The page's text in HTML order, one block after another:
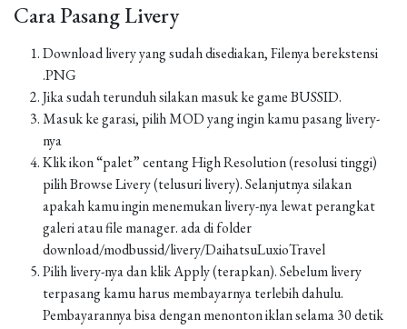
Cara Pasang Livery
Download livery yang sudah disediakan, Filenya berekstensi
.PNG
Jika sudah terunduh silakan masuk ke game BUSSID.
Masuk ke garasi, pilih MOD yang ingin kamu pasang livery-
nya
Klik ikon “palet” centang High Resolution (resolusi tinggi)
pilih Browse Livery (telusuri livery). Selanjutnya silakan
apakah kamu ingin menemukan livery-nya lewat perangkat
galeri atau file manager. ada di folder
download/modbussid/livery/DaihatsuLuxioTravel
Pilih livery-nya dan klik Apply (terapkan). Sebelum livery
terpasang kamu harus membayarnya terlebih dahulu.
Pembayarannya bisa dengan menonton iklan selama 30 detik